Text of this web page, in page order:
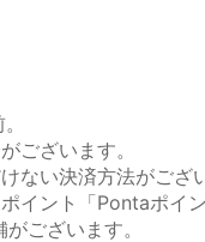
ございます。
ない決済方法がござ
イント「Pontaポイ
ございます。